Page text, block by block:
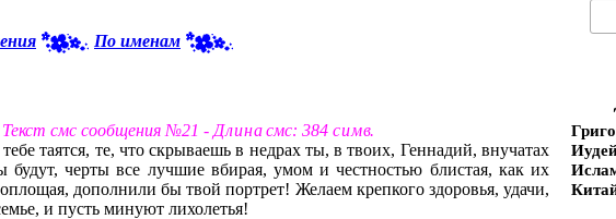
По именам
смс сообщения №21 - Д л и н асмс: 384 с и м в.
таятся, те, что скрываешь в недрах ты, в твоих, Геннадий, внучатах
будут, черты все лучшие вбирая, умом и честностью блистая, как их
дополнили бы твой портрет! Желаем крепкого здоровья, удачи,
и пусть минуют лихолетья!